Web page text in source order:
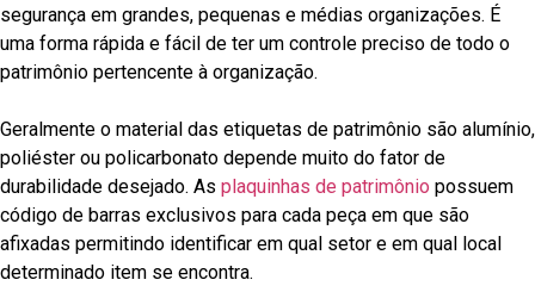
segurança em grandes, pequenas e médias organizações. É
uma forma rápida e fácil de ter um controle preciso de todo o
patrimônio pertencente à organização.
Geralmente o material das etiquetas de patrimônio são alumínio,
poliéster ou policarbonato depende muito do fator de
durabilidade desejado. As plaquinhas de patrimônio possuem
código de barras exclusivos para cada peça em que são
afixadas permitindo identificar em qual setor e em qual local
determinado item se encontra.